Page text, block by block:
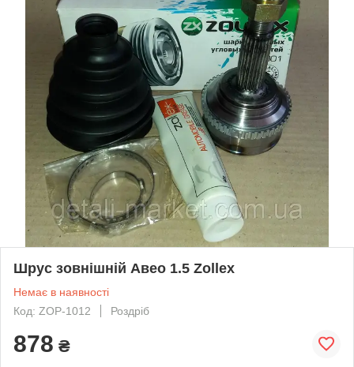
Шрус зовнішній Авео 1.5 Zollex
Немає в наявності
Код: ZOP-1012
Роздріб
878 ₴